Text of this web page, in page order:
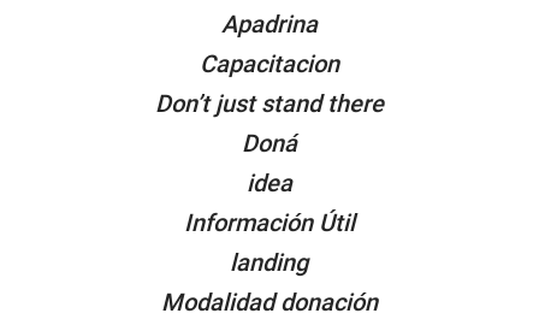
Apadrina
Capacitacion
Don’t just stand there
Doná
idea
Información Útil
landing
Modalidad donación